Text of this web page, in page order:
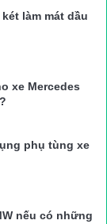
làm mát dầu
xe Mercedes
phụ tùng xe
nếu có những